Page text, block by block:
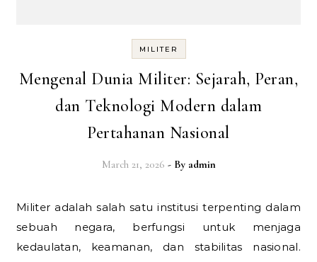
MILITER
Mengenal Dunia Militer: Sejarah, Peran,
dan Teknologi Modern dalam
Pertahanan Nasional
March 21, 2026 - By admin
Militer adalah salah satu institusi terpenting dalam
sebuah negara, berfungsi untuk menjaga
kedaulatan, keamanan, dan stabilitas nasional.